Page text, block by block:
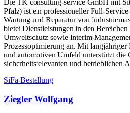
Die TK consulting-service GmbH mit
Pfalz) ist ein professioneller Full-
Wartung und Reparatur von
bietet Dienstleistungen in den
Umweltschutz sowie Interim-
Prozessoptimierung an. Mit
und automotiven Umfeld unterstützt die
sicherheitsrelevanten und betrieblichen
SiFa-Bestellung
Ziegler Wolfgang